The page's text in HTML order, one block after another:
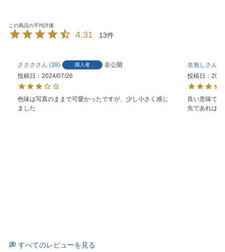
4.31 13
さささ 38 購入者
非公開
投稿日
2024/07/26
色味は写真のままで可愛かったですが、少し小さく感じ
ました
名無し
投稿日
良い意味で
先であれば
すべてのレビューを見る